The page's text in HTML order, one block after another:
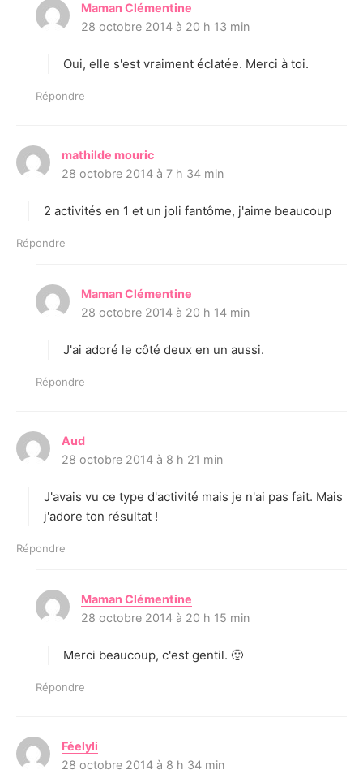
Maman Clémentine
i
:
28 octobre 2014 à 20 h 13 min
Oui, elle s'est vraiment éclatée. Merci à toi.
Répondre
mathilde mouric
:
28 octobre 2014 à 7 h 34 min
2 activités en 1 et un joli fantôme, j'aime beaucoup
Répondre
Maman Clémentine
i
:
28 octobre 2014 à 20 h 14 min
J'ai adoré le côté deux en un aussi.
Répondre
Aud
i
:
28 octobre 2014 à 8 h 21 min
J'avais vu ce type d'activité mais je n'ai pas fait. Mais
j'adore ton résultat !
Répondre
Maman Clémentine
i
:
28 octobre 2014 à 20 h 15 min
Merci beaucoup, c'est gentil. 🙂
Répondre
Féelyli
i
28 octobre 2014 à 8 h 34 min